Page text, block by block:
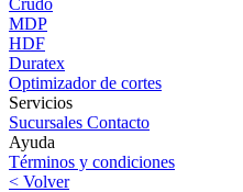
Crudo
MDP
HDF
Duratex
Optimizador de cortes
Servicios
Sucursales Contacto
Ayuda
Términos y condiciones
< Volver